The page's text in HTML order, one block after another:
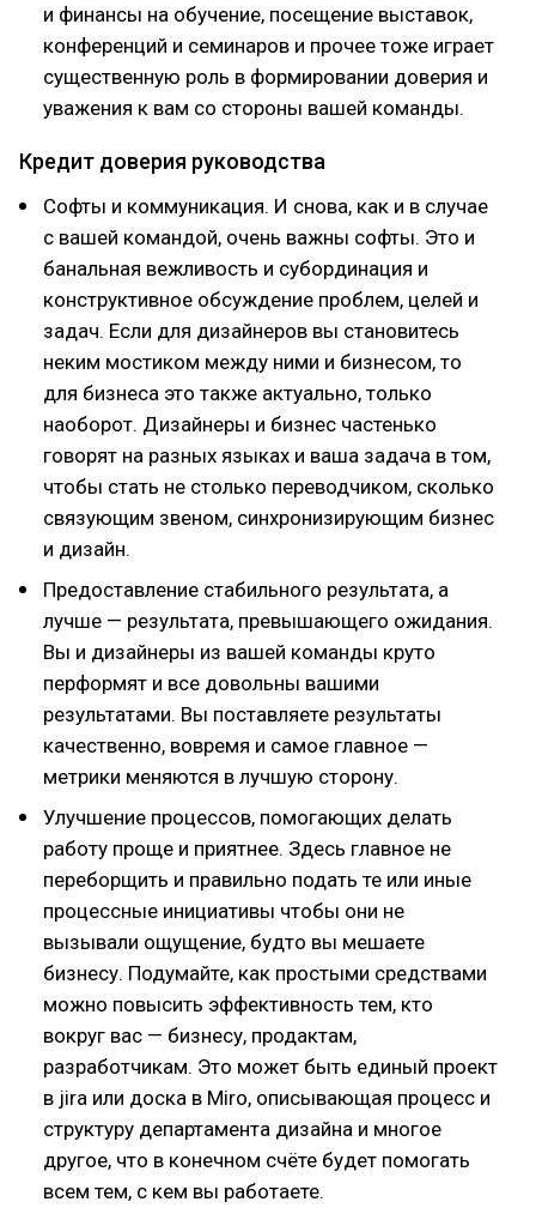
и финансы на обучение, посещение выставок,
конференций и семинаров и прочее тоже играет
существенную роль в формировании доверия и
уважения к вам со стороны вашей команды.
Кредит доверия руководства
Софты и коммуникация. И снова, как и в случае
с вашей командой, очень важны софты. Это и
банальная вежливость и субординация и
конструктивное обсуждение проблем, целей и
задач. Если для дизайнеров вы становитесь
неким мостиком между ними и бизнесом, то
для бизнеса это также актуально, только
наоборот. Дизайнеры и бизнес частенько
говорят на разных языках и ваша задача в том,
чтобы стать не столько переводчиком, сколько
связующим звеном, синхронизирующим бизнес
и дизайн.
Предоставление стабильного результата, а
лучше — результата, превышающего ожидания.
Вы и дизайнеры из вашей команды круто
перформят и все довольны вашими
результатами. Вы поставляете результаты
качественно, вовремя и самое главное —
метрики меняются в лучшую сторону.
Улучшение процессов, помогающих делать
работу проще и приятнее. Здесь главное не
переборщить и правильно подать те или иные
процессные инициативы чтобы они не
вызывали ощущение, будто вы мешаете
бизнесу. Подумайте, как простыми средствами
можно повысить эффективность тем, кто
вокруг вас — бизнесу, продактам,
разработчикам. Это может быть единый проект
в jira или доска в Miro, описывающая процесс и
структуру департамента дизайна и многое
другое, что в конечном счёте будет помогать
всем тем, с кем вы работаете.